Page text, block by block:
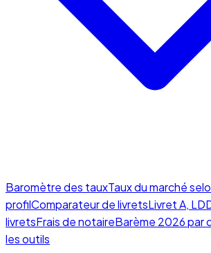
Baromètre des tauxTaux du marché
profilComparateur de livretsLivret A,
livretsFrais de notaireBarème 2026 par
les outils